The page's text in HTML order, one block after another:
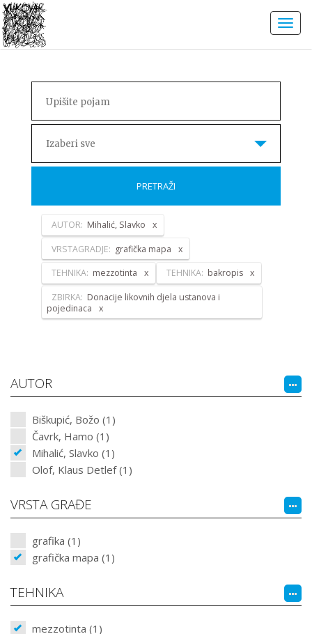
Izaberi sve
PRETRAŽI
AUTOR: Mihalić, Slavko
VRSTAGRADJE: grafička mapa
TEHNIKA: mezzotinta TEHNIKA: bakropis
ZBIRKA: Donacije likovnih djela ustanova i
pojedinaca
AUTOR
Biškupić, Božo (1)
Čavrk, Hamo (1)
Mihalić, Slavko (1)
Olof, Klaus Detlef (1)
VRSTA GRAĐE
grafika (1)
grafička mapa (1)
TEHNIKA
mezzotinta (1)